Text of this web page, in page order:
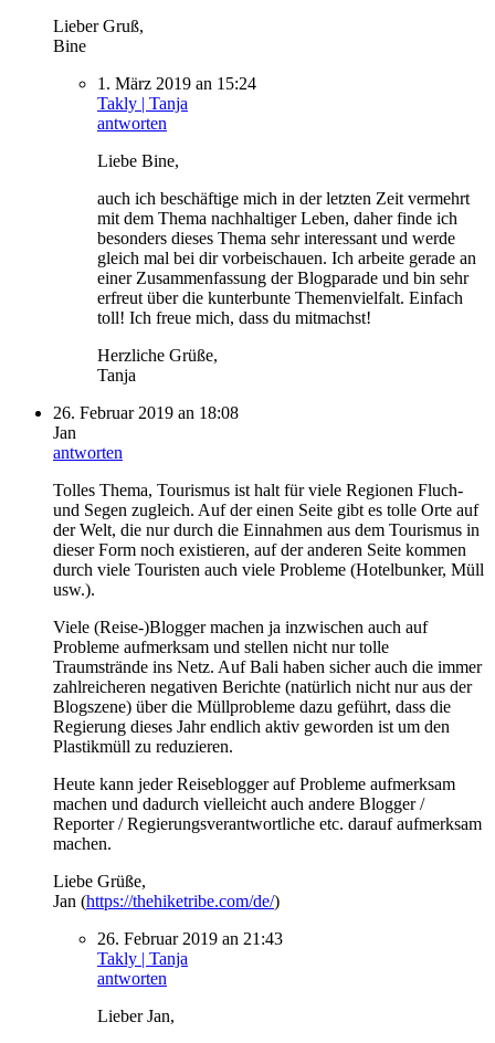
Lieber Gruß,
Bine
1. März 2019 an 15:24
Takly | Tanja
antworten
Liebe Bine,
auch ich beschäftige mich in der letzten Zeit vermehrt
mit dem Thema nachhaltiger Leben, daher finde ich
besonders dieses Thema sehr interessant und werde
gleich mal bei dir vorbeischauen. Ich arbeite gerade an
einer Zusammenfassung der Blogparade und bin sehr
erfreut über die kunterbunte Themenvielfalt. Einfach
toll! Ich freue mich, dass du mitmachst!
Herzliche Grüße,
Tanja
26. Februar 2019 an 18:08
Jan
antworten
Tolles Thema, Tourismus ist halt für viele Regionen Fluch-
und Segen zugleich. Auf der einen Seite gibt es tolle Orte auf
der Welt, die nur durch die Einnahmen aus dem Tourismus in
dieser Form noch existieren, auf der anderen Seite kommen
durch viele Touristen auch viele Probleme (Hotelbunker, Müll
usw.).
Viele (Reise-)Blogger machen ja inzwischen auch auf
Probleme aufmerksam und stellen nicht nur tolle
Traumstrände ins Netz. Auf Bali haben sicher auch die immer
zahlreicheren negativen Berichte (natürlich nicht nur aus der
Blogszene) über die Müllprobleme dazu geführt, dass die
Regierung dieses Jahr endlich aktiv geworden ist um den
Plastikmüll zu reduzieren.
Heute kann jeder Reiseblogger auf Probleme aufmerksam
machen und dadurch vielleicht auch andere Blogger /
Reporter / Regierungsverantwortliche etc. darauf aufmerksam
machen.
Liebe Grüße,
Jan (https://thehiketribe.com/de/)
26. Februar 2019 an 21:43
Takly | Tanja
antworten
Lieber Jan,